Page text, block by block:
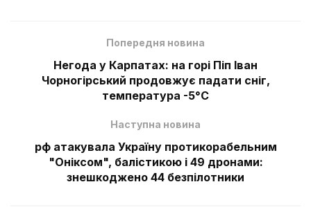
Попередня новина
Негода у Карпатах: на горі Піп Іван
Чорногірський продовжує падати сніг,
температура -5°С
Наступна новина
рф атакувала Україну протикорабельним
"Оніксом", балістикою і 49 дронами:
знешкоджено 44 безпілотники